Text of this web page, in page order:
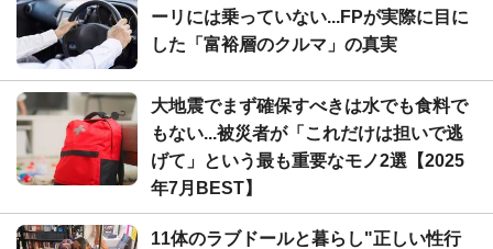
ーリには乗っていない...FPが実際に目に
した「富裕層のクルマ」の真実
大地震でまず確保すべきは水でも食料で
もない...被災者が「これだけは担いで逃
げて」という最も重要なモノ2選【2025
年7月BEST】
11体のラブドールと暮らし"正しい性行